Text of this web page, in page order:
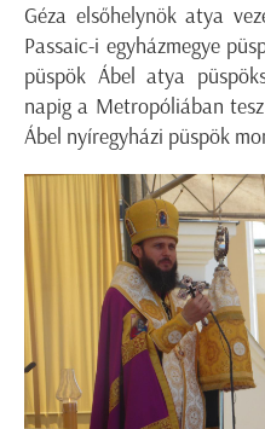
Géza elsőhelynök atya
Passaic-i egyházmegye
püspök Ábel atya
napig a Metropóliában
Ábel nyíregyházi püspök